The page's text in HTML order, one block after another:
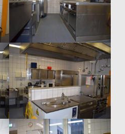
Show larger version
Show larger version